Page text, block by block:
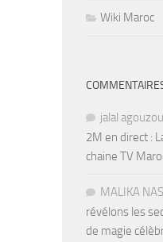
Wiki Maroc
jalal
2M en direct :
chaine TV
MALIKA
révélons les
de magie